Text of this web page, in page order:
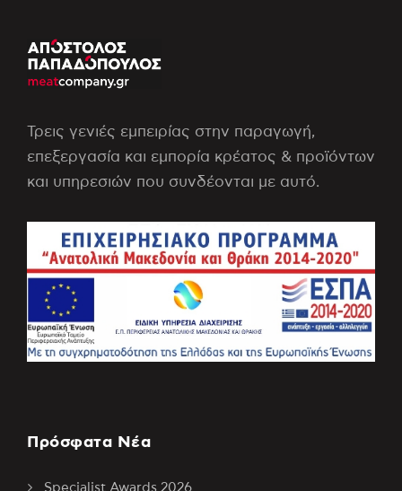
Τρεις γενιές εμπειρίας στην παραγωγή,
επεξεργασία και εμπορία κρέατος & προϊόντων
και υπηρεσιών που συνδέονται με αυτό.
Πρόσφατα Νέα
Specialist Awards 2026